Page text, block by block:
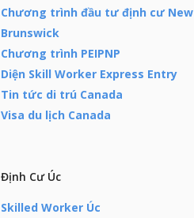
Chương trình đầu tư định cư New
Brunswick
Chương trình PEIPNP
Diện Skill Worker Express Entry
Tin tức di trú Canada
Visa du lịch Canada
Định Cư Úc
Skilled Worker Úc